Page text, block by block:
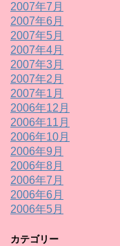
2007年7月
2007年6月
2007年5月
2007年4月
2007年3月
2007年2月
2007年1月
2006年12月
2006年11月
2006年10月
2006年9月
2006年8月
2006年7月
2006年6月
2006年5月
カテゴリー